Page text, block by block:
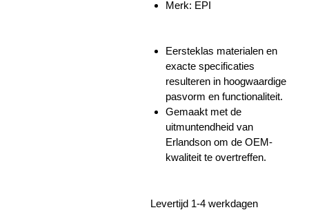
Merk: EPI
Eersteklas materialen en
exacte specificaties
resulteren in hoogwaardige
pasvorm en functionaliteit.
Gemaakt met de
uitmuntendheid van
Erlandson om de OEM-
kwaliteit te overtreffen.
Levertijd 1-4 werkdagen